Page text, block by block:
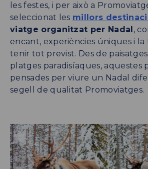
les festes, i per això a
seleccionat les millors
viatge organitzat per Nadal ,
encant, experiències úniques i la
tenir tot previst. Des de
platges paradisíaques, aquestes
pensades per viure un Nadal
segell de qualitat Promoviatges.